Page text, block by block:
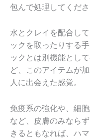
包んで処理してくだ
水とクレイを配合し
ックを取ったりする
ックとは別機能とし
ど、このアイテムが
人に出会えた感覚。
免疫系の強化や、細
など、皮膚のみなら
きるともなれば、ハマ